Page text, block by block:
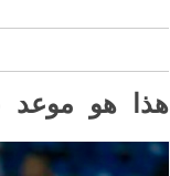
هذا هو موعد